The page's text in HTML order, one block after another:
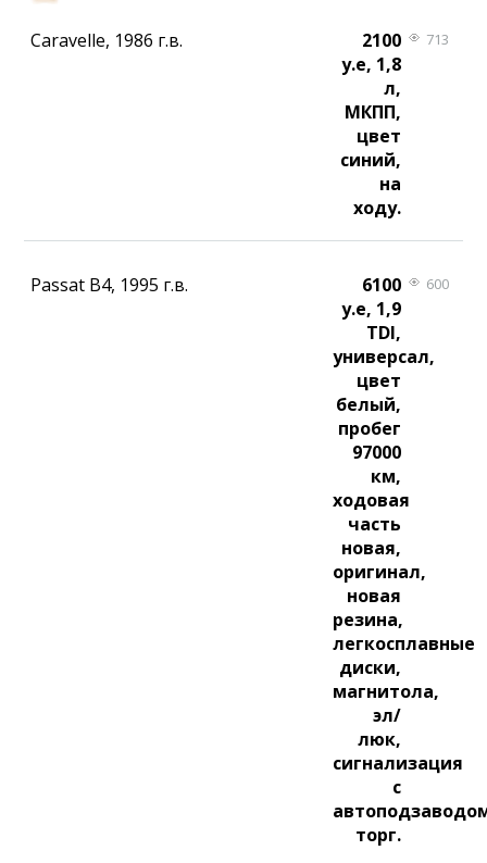
Caravelle, 1986 г.в.
2100
у.е, 1,8
л,
МКПП,
цвет
синий,
на
ходу.
713
Passat B4, 1995 г.в.
6100
у.е, 1,9
TDI,
универсал,
цвет
белый,
пробег
97000
км,
ходовая
часть
новая,
оригинал,
новая
резина,
легкосплавные
диски,
магнитола,
эл/
люк,
сигнализация
с
торг.
600